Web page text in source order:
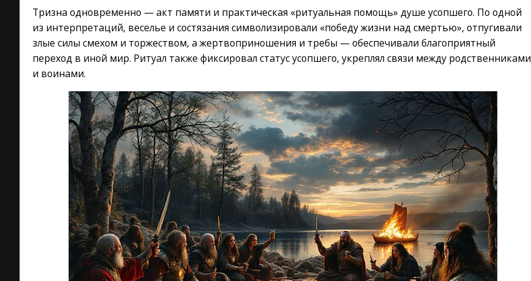
Тризна одновременно — акт памяти и практическая «ритуальная помощь» душе усопшего. По одной
из интерпретаций, веселье и состязания символизировали «победу жизни над смертью», отпугивали
злые силы смехом и торжеством, а жертвоприношения и требы — обеспечивали благоприятный
переход в иной мир. Ритуал также фиксировал статус усопшего, укреплял связи между родственниками
и воинами.